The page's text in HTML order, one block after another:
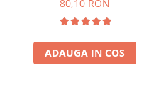
80,10 RON
ADAUGA IN COS